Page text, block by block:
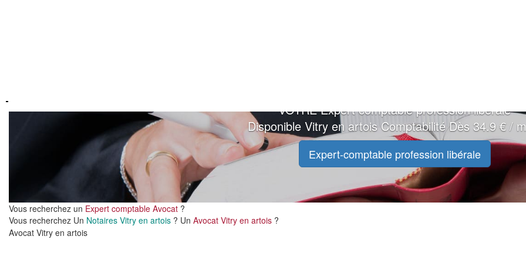
VOTRE Expert comptable profession libérale
Disponible Vitry en artois Comptabilité Dès 34.9 € /
Expert-comptable profession libérale
Vous recherchez un Expert comptable Avocat ?
Vous recherchez Un Notaires Vitry en artois ? Un Avocat Vitry en artois ?
Avocat Vitry en artois